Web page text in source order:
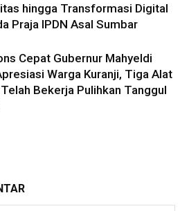
hingga Transformasi Digital
Praja IPDN Asal Sumbar
Cepat Gubernur Mahyeldi
Warga Kuranji, Tiga Alat
Bekerja Pulihkan Tanggul